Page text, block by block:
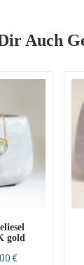
Auch
gold
€